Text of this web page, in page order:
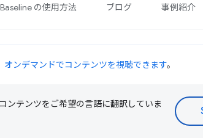
Baseline の使用方法 ブログ 事例紹介
オンデマンドでコンテンツを視聴できます。
ンテンツをご希望の言語に翻訳していま